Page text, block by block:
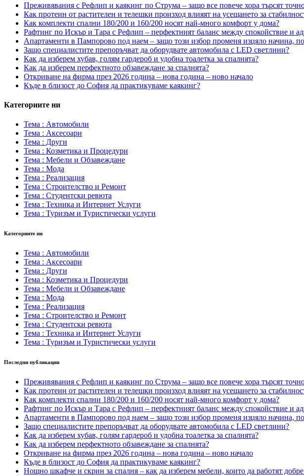
Преживявания с Рефлип и каякинг по Струма – защо все повече хора търсят
Как протеин от растителен и телешки произход влияят на усещането за
Как комплекти спални 180/200 и 160/200 носят най-много комфорт у дома?
Рафтинг по Искър и Тара с Рефлип – перфектният баланс между спокойствие и
Апартаменти в Пампорово под наем – защо този избор променя изцяло начина,
Защо специалистите препоръчват да оборудвате автомобила с LED светлини?
Как да изберем хубав, голям гардероб и удобна тоалетка за спалнята?
Как да изберем перфектното обзавеждане за спалнята?
Откриване на фирма през 2026 година – нова година – ново начало
Къде в близост до София да практикуваме каякинг?
Категориите ни
Тема : Автомобили
Тема : Аксесоари
Тема : Други
Тема : Козметика и Процедури
Тема : Мебели и Обзавеждане
Тема : Мода
Тема : Реализация
Тема : Строителство и Ремонт
Тема : Студентски ревюта
Тема : Техника и Интернет Услуги
Тема : Туризъм и Туристически услуги
Категориите ни
Тема : Автомобили
Тема : Аксесоари
Тема : Други
Тема : Козметика и Процедури
Тема : Мебели и Обзавеждане
Тема : Мода
Тема : Реализация
Тема : Строителство и Ремонт
Тема : Студентски ревюта
Тема : Техника и Интернет Услуги
Тема : Туризъм и Туристически услуги
Последни публикации
Преживявания с Рефлип и каякинг по Струма – защо все повече хора търсят
Как протеин от растителен и телешки произход влияят на усещането за
Как комплекти спални 180/200 и 160/200 носят най-много комфорт у дома?
Рафтинг по Искър и Тара с Рефлип – перфектният баланс между спокойствие и
Апартаменти в Пампорово под наем – защо този избор променя изцяло начина,
Защо специалистите препоръчват да оборудвате автомобила с LED светлини?
Как да изберем хубав, голям гардероб и удобна тоалетка за спалнята?
Как да изберем перфектното обзавеждане за спалнята?
Откриване на фирма през 2026 година – нова година – ново начало
Къде в близост до София да практикуваме каякинг?
Нощно шкафче и скрин за спалня – как да изберем мебели, които да работят добре